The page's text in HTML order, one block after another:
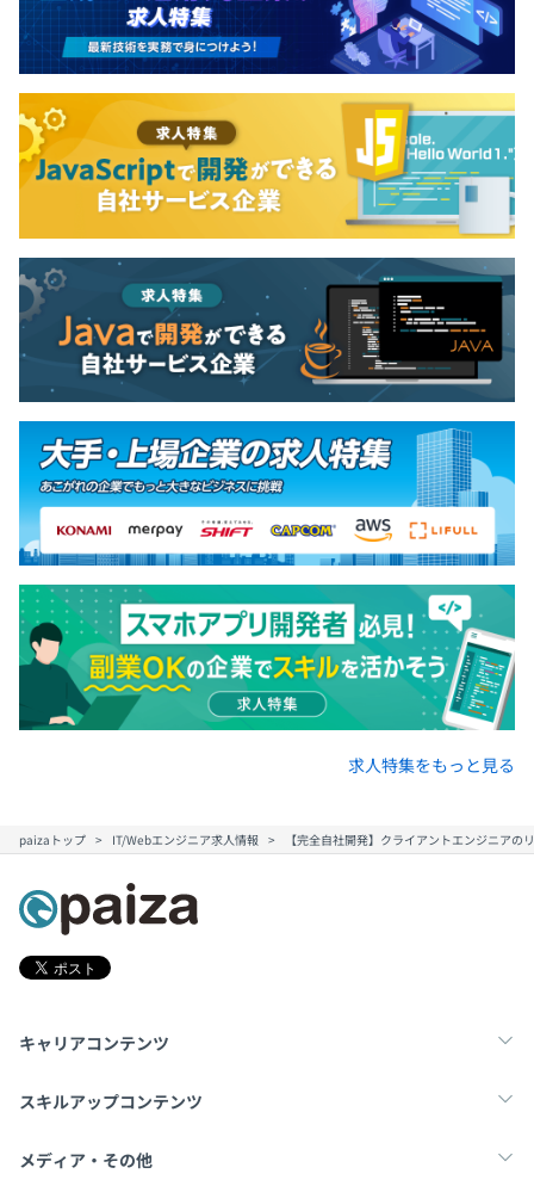
求人特集をもっと見る
paizaトップ IT/Webエンジニア求人情報 【完全自社開発】クライアントエンジニアの
キャリアコンテンツ
転職・キャリア
スキルアップコンテンツ
学習
メディア・その他